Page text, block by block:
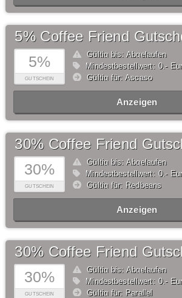
5%
GUTSCHEIN
5% Coffee Friend
Gültig bis: Abgelaufen
Mindestbestellwert: 0,-
Gültig für: Ascaso
Anzeigen
30%
GUTSCHEIN
30% Coffee Friend
Gültig bis: Abgelaufen
Mindestbestellwert: 0,-
Gültig für: Redbeans
Anzeigen
30%
GUTSCHEIN
30% Coffee Friend
Gültig bis: Abgelaufen
Mindestbestellwert: 0,-
Gültig für: Parallel